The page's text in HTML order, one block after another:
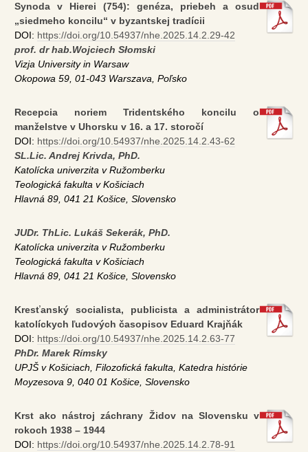
Synoda v Hierei (754): genéza, priebeh a osud
„siedmeho koncilu“ v byzantskej tradícii
DOI: https://doi.org/10.54937/nhe.2025.14.2.29-42
prof. dr hab.Wojciech Słomski
Vizja University in Warsaw
Okopowa 59, 01-043 Warszava, Poľsko
Recepcia noriem Tridentského koncilu o
manželstve v Uhorsku v 16. a 17. storočí
DOI: https://doi.org/10.54937/nhe.2025.14.2.43-62
SL.Lic. Andrej Krivda, PhD.
Katolícka univerzita v Ružomberku
Teologická fakulta v Košiciach
Hlavná 89, 041 21 Košice, Slovensko
JUDr. ThLic. Lukáš Sekerák, PhD.
Katolícka univerzita v Ružomberku
Teologická fakulta v Košiciach
Hlavná 89, 041 21 Košice, Slovensko
Kresťanský socialista, publicista a administrátor
katolíckych ľudových časopisov Eduard Krajňák
DOI: https://doi.org/10.54937/nhe.2025.14.2.63-77
PhDr. Marek Rímsky
UPJŠ v Košiciach, Filozofická fakulta, Katedra histórie
Moyzesova 9, 040 01 Košice, Slovensko
Krst ako nástroj záchrany Židov na Slovensku v
rokoch 1938 – 1944
DOI: https://doi.org/10.54937/nhe.2025.14.2.78-91